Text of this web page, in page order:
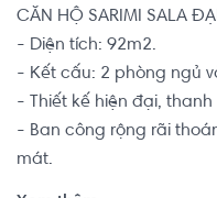
CĂN HỘ SARIMI SALA
- Diện tích: 92m2.
- Kết cấu: 2 phòng ngủ
- Thiết kế hiện đại,
- Ban công rộng rãi
mát.